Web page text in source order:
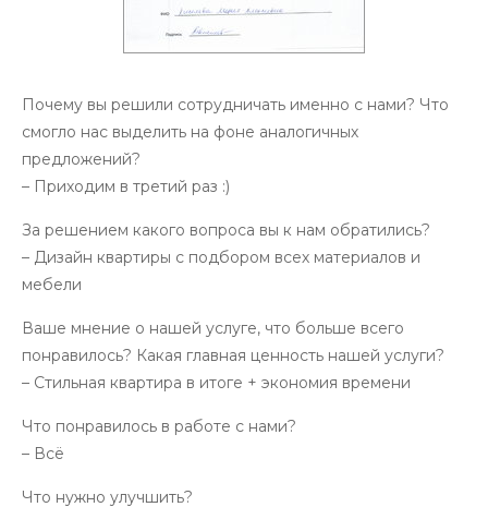
Почему вы решили сотрудничать именно с нами? Что
смогло нас выделить на фоне аналогичных
предложений?
– Приходим в третий раз :)
За решением какого вопроса вы к нам обратились?
– Дизайн квартиры с подбором всех материалов и
мебели
Ваше мнение о нашей услуге, что больше всего
понравилось? Какая главная ценность нашей услуги?
– Стильная квартира в итоге + экономия времени
Что понравилось в работе с нами?
– Всё
Что нужно улучшить?